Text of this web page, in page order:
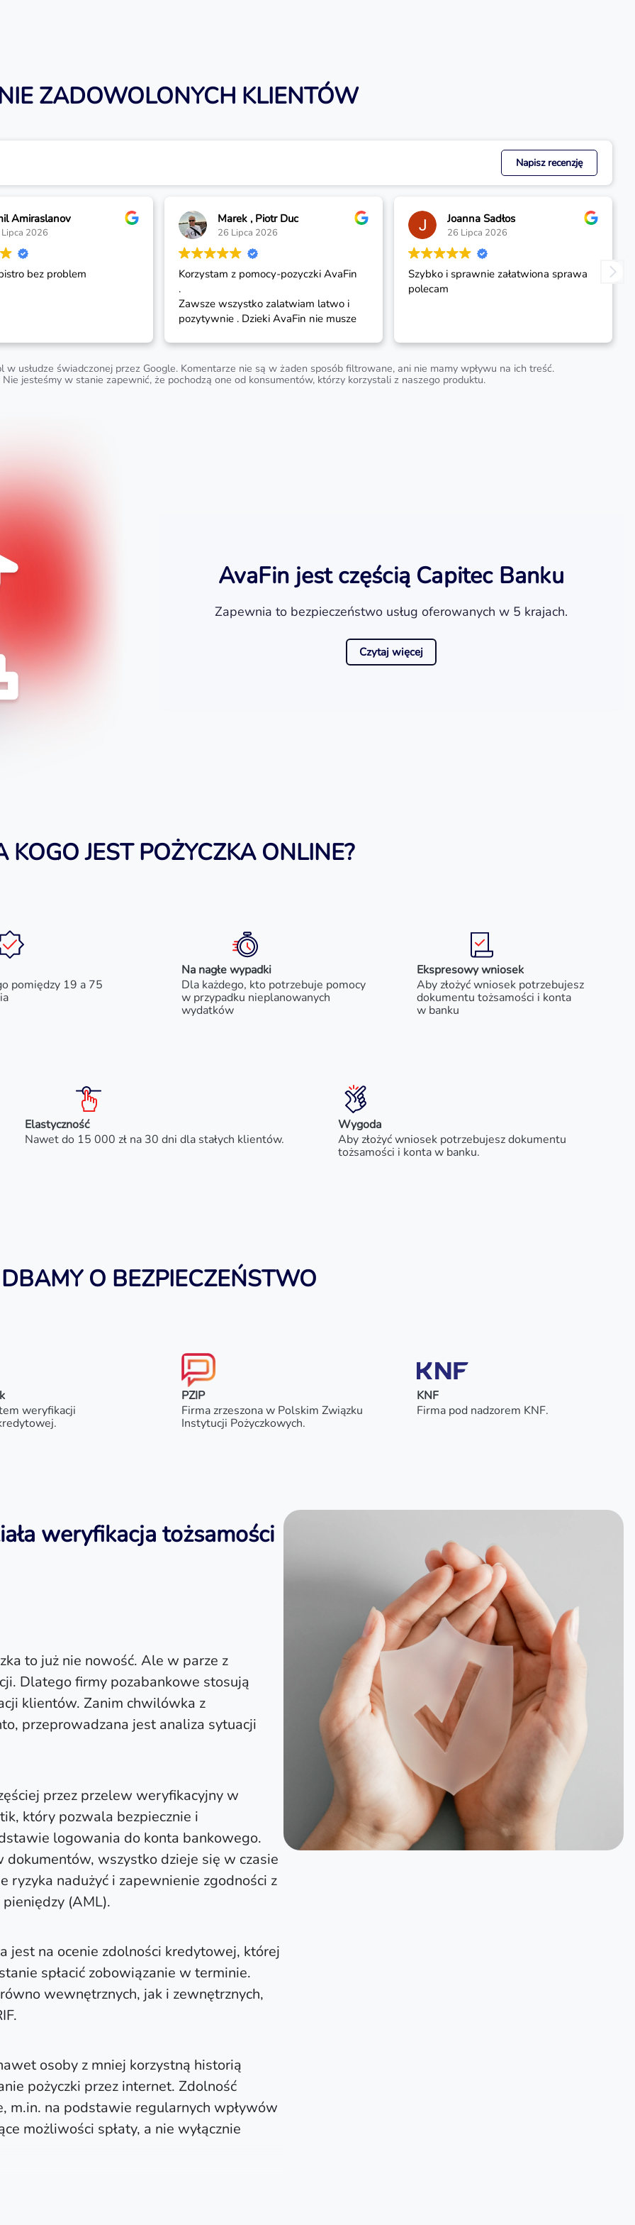
ZADOWOLONYCH KLIENTÓW
Napisz recenzję
Marek , Piotr Duc
Korzystam z pomocy-pozyczki AvaFin
Zawsze wszystko zalatwiam latwo i
pozytywnie . Dzieki AvaFin nie musze
niespodziewanych wydatkow .
Polecam .
Joanna Sadłos
Szybko i sprawnie załatwiona sprawa
Leszek
Bardzo szybko
usłudze świadczonej przez Google. Komentarze nie są w żaden sposób filtrowane, ani nie mamy wpływu na ich treść.
jesteśmy w stanie zapewnić, że pochodzą one od konsumentów, którzy korzystali z naszego produktu.
AvaFin jest częścią Capitec Banku
Zapewnia to bezpieczeństwo usług oferowanych w 5 krajach.
Czytaj więcej
KOGO JEST POŻYCZKA ONLINE?
pomiędzy 19 a 75
Na nagłe wypadki
Dla każdego, kto potrzebuje pomocy
w przypadku nieplanowanych
wydatków
Ekspresowy wniosek
Aby złożyć wniosek potrzebujesz
dokumentu tożsamości i konta
w banku
Elastyczność
Nawet do 15 000 zł na 30 dni dla stałych klientów.
Wygoda
Aby złożyć wniosek potrzebujesz dokumentu
tożsamości i konta w banku.
DBAMY O BEZPIECZEŃSTWO
weryfikacji
PZIP
Firma zrzeszona w Polskim Związku
Instytucji Pożyczkowych.
KNF
Firma pod nadzorem KNF.
weryfikacja tożsamości
to już nie nowość. Ale w parze z
Dlatego firmy pozabankowe stosują
klientów. Zanim chwilówka z
przeprowadzana jest analiza sytuacji
przez przelew weryfikacyjny w
który pozwala bezpiecznie i
logowania do konta bankowego.
dokumentów, wszystko dzieje się w czasie
ryzyka nadużyć i zapewnienie zgodności z
(AML).
jest na ocenie zdolności kredytowej, której
spłacić zobowiązanie w terminie.
wewnętrznych, jak i zewnętrznych,
osoby z mniej korzystną historią
pożyczki przez internet. Zdolność
na podstawie regularnych wpływów
możliwości spłaty, a nie wyłącznie